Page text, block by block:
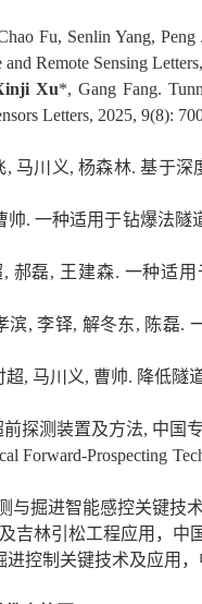
Fu, Senlin Yang,
Remote Sensing
Xu*, Gang Fang.
Letters, 2025, 9(8):
, 马川义,杨森林.基于深
帅.一种适用于钻爆法隧
, 郝磊, 王建森. 一种适
滨,李铎, 解冬东, 陈磊.
超, 马川义, 曹帅. 降低隧
探测装置及方法, 中国
Forward-Prospecting
与掘进智能感控关键技
吉林引松工程应用，中
进控制关键技术及应用